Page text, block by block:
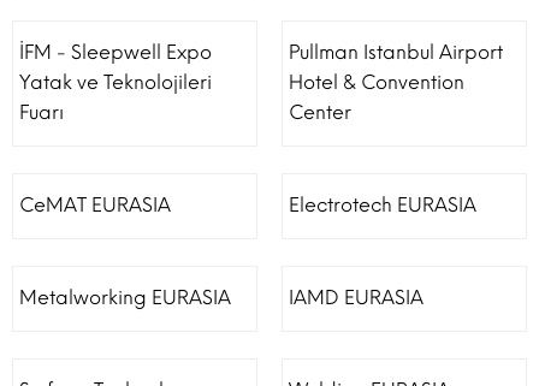
İFM - Sleepwell Expo
Yatak ve Teknolojileri
Fuarı
Pullman Istanbul Airport
Hotel & Convention
Center
CeMAT EURASIA Electrotech EURASIA
Metalworking EURASIA IAMD EURASIA